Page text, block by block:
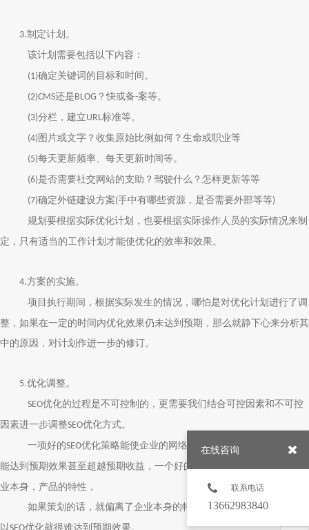
3.制定计划。
该计划需要包括以下内容：
(1)确定关键词的目标和时间。
(2)CMS还是BLOG ？快或备-案等。
(3)分栏，建立URL标准等。
(4)图片或文字？收集原始比例如何？生命或职业等
(5)每天更新频率、每天更新时间等。
(6)是否需要社交网站的支助？驾驶什么？怎样更新等等
(7)确定外链建设方案(手中有哪些资源，是否需要外部等等)
规划要根据实际优化计划，也要根据实际操作人员的实际情况来制
定，只有适当的工作计划才能使优化的效率和效果。
4.方案的实施。
项目执行期间，根据实际发生的情况，哪怕是对优化计划进行了调
整，如果在一定的时间内优化效果仍未达到预期，那么就静下心来分析其
中的原因，对计划作进一步的修订。
5.优化调整。
SEO优化的过程是不可控制的，更需要我们结合可控因素和不可控
因素进一步调整SEO优化方式。
一项好的SEO优化策略能使企业的网络推广效率提高，更重要的是
能达到预期效果甚至超越预期收益，一个好的 SEO
业本身，产品的特性，
如果策划的话，就偏离了企业本身的特征，和企业的目标受众，所
以
优化就很难达到预期效果。
在线咨询
联系电话
13662983840